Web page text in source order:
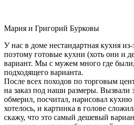
Мария и Григорий Бурковы
У нас в доме нестандартная кухня
поэтому готовые кухни (хоть они и
вариант. Мы с мужем много где
подходящего варианта.
После всех походов по торговым
на заказ под наши размеры. Вызвали
обмерил, посчитал, нарисовал
хотелось, и картинка в голове
скажу, что это самый дешевый